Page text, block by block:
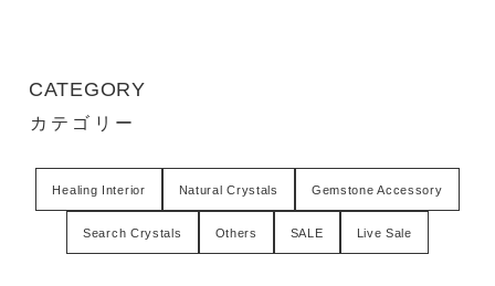
CATEGORY
カテゴリー
Healing Interior Natural Crystals Gemstone Accessory
Search Crystals Others SALE Live Sale